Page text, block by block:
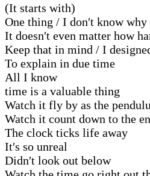
(It starts with)
One thing / I don′t know why
It doesn′t even matter how
Keep that in mind / I
To explain in due time
All I know
time is a valuable thing
Watch it fly by as the
Watch it count down to the
The clock ticks life away
It′s so unreal
Didn′t look out below